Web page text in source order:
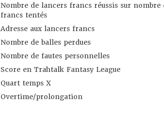
Nombre de lancers francs réussis sur nombre
francs tentés
Adresse aux lancers francs
Nombre de balles perdues
Nombre de fautes personnelles
Score en Trahtalk Fantasy League
Quart temps X
Overtime/prolongation